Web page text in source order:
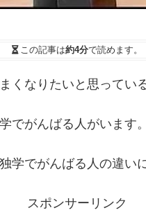
この記事は約4分で読めます。
くなりたいと思ってい
でがんばる人がいます。
学でがんばる人の違い
スポンサーリンク